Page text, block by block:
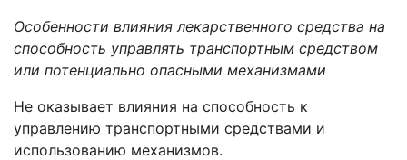
Особенности влияния лекарственного средства на
способность управлять транспортным средством
или потенциально опасными механизмами
Не оказывает влияния на способность к
управлению транспортными средствами и
использованию механизмов.